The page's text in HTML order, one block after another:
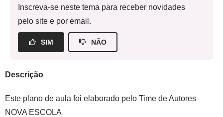
Inscreva-se neste tema para receber novidades
pelo site e por email.
SIM NÃO
Descrição
Este plano de aula foi elaborado pelo Time de Autores
NOVA ESCOLA